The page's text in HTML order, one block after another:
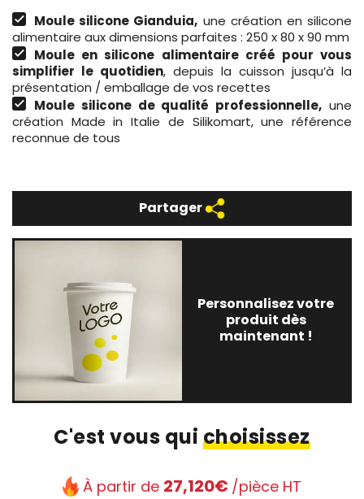
Moule silicone Gianduia, une création en silicone
alimentaire aux dimensions parfaites : 250 x 80 x 90 mm
Moule en silicone alimentaire créé pour vous
simplifier le quotidien, depuis la cuisson jusqu’à la
présentation / emballage de vos recettes
Moule silicone de qualité professionnelle, une
création Made in Italie de Silikomart, une référence
reconnue de tous
Partager
Personnalisez votre
produit dès
maintenant !
C'est vous qui choisissez
À partir de 27,120€ /pièce HT